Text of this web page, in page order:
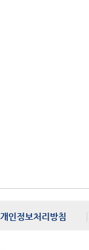
개인정보처리방침